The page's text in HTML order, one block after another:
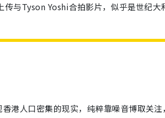
与Tyson Yoshi合拍影片，似乎是世纪大
港人口密集的现实，纯粹靠噪音博取关注